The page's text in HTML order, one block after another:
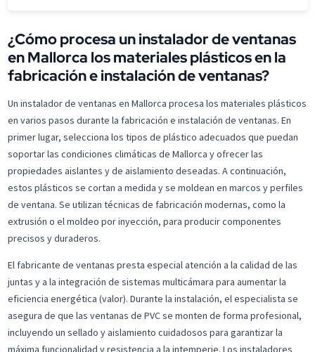
¿Cómo procesa un instalador de ventanas
en Mallorca los materiales plásticos en la
fabricación e instalación de ventanas?
Un instalador de ventanas en Mallorca procesa los materiales plásticos
en varios pasos durante la fabricación e instalación de ventanas. En
primer lugar, selecciona los tipos de plástico adecuados que puedan
soportar las condiciones climáticas de Mallorca y ofrecer las
propiedades aislantes y de aislamiento deseadas. A continuación,
estos plásticos se cortan a medida y se moldean en marcos y perfiles
de ventana. Se utilizan técnicas de fabricación modernas, como la
extrusión o el moldeo por inyección, para producir componentes
precisos y duraderos.
El fabricante de ventanas presta especial atención a la calidad de las
juntas y a la integración de sistemas multicámara para aumentar la
eficiencia energética (valor). Durante la instalación, el especialista se
asegura de que las ventanas de PVC se monten de forma profesional,
incluyendo un sellado y aislamiento cuidadosos para garantizar la
máxima funcionalidad y resistencia a la intemperie. Los instaladores